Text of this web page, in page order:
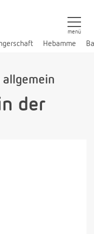
Hebamme
menü
allgemein
der